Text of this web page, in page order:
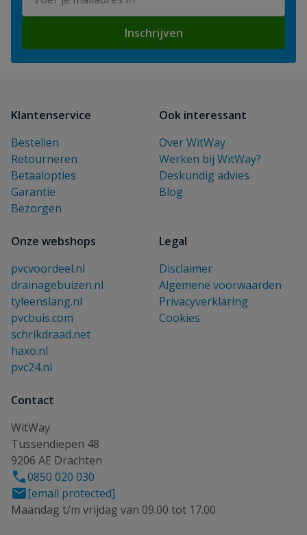
Inschrijven
Klantenservice
Bestellen
Retourneren
Betaalopties
Garantie
Bezorgen
Ook interessant
Over WitWay
Werken bij WitWay?
Deskundig advies
Blog
Onze webshops
pvcvoordeel.nl
drainagebuizen.nl
tyleenslang.nl
pvcbuis.com
schrikdraad.net
haxo.nl
pvc24.nl
Legal
Disclaimer
Algemene voorwaarden
Privacyverklaring
Cookies
Contact
WitWay
Tussendiepen 48
9206 AE Drachten
0850 020 030
[email protected]
Maandag t/m vrijdag van 09.00 tot 17.00